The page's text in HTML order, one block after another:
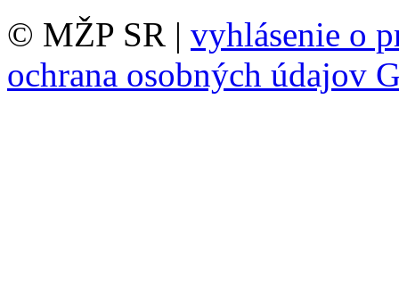
© MŽP SR | vyhlásenie o
ochrana osobných údajov